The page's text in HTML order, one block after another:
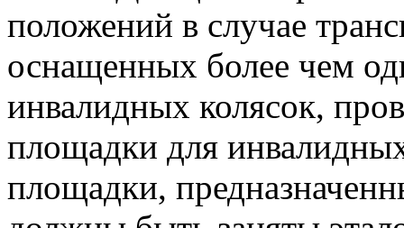
положений в случае
оснащенных более чем
инвалидных колясок,
площадки для
площадки,